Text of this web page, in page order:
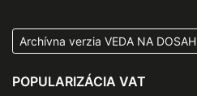
Archívna verzia VEDA NA DOSAH
POPULARIZÁCIA VAT